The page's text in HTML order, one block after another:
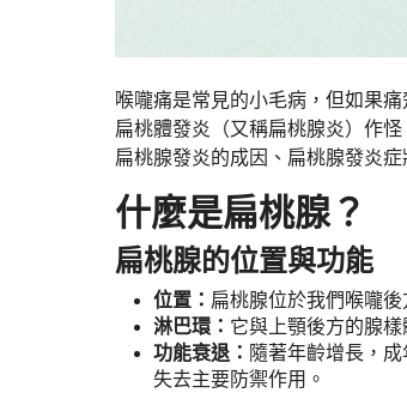
喉嚨痛是常見的小毛病，但如果
扁桃體發炎（又稱扁桃腺炎）作
扁桃腺發炎的成因、扁桃腺發炎
什麼是扁桃腺？
扁桃腺的位置與功能
位置： 扁桃腺位於我們喉嚨
淋巴環： 它與上顎後方的腺
功能衰退： 隨著年齡增長，
失去主要防禦作用。